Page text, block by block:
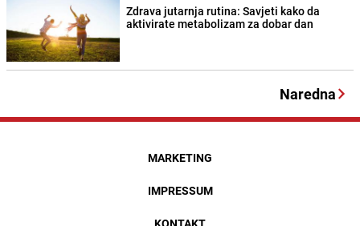
Zdrava jutarnja rutina: Savjeti kako da
aktivirate metabolizam za dobar dan
Naredna
MARKETING
IMPRESSUM